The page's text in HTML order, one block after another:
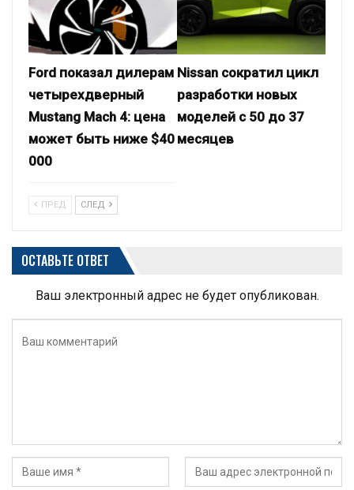
Ford показал дилерам
четырехдверный
Mustang Mach 4: цена
может быть ниже $40
000
Nissan сократил цикл
разработки новых
моделей с 50 до 37
месяцев
ПРЕД СЛЕД
ОСТАВЬТЕ ОТВЕТ
Ваш электронный адрес не будет опубликован.